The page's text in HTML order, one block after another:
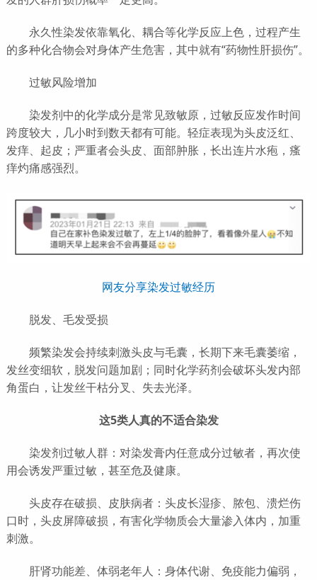
永久性染发依靠氧化、耦合等化学反应上色，过程产生
的多种化合物会对身体产生危害，其中就有“药物性肝损伤”。
过敏风险增加
染发剂中的化学成分是常见致敏原，过敏反应发作时间
跨度较大，几小时到数天都有可能。轻症表现为头皮泛红、
发痒、起皮；严重者会头皮、面部肿胀，长出连片水疱，瘙
痒灼痛感强烈。
网友分享染发过敏经历
脱发、毛发受损
频繁染发会持续刺激头皮与毛囊，长期下来毛囊萎缩，
发丝变细软，脱发问题加剧；同时化学药剂会破坏头发内部
角蛋白，让发丝干枯分叉、失去光泽。
这5类人真的不适合染发
染发剂过敏人群：对染发膏内任意成分过敏者，再次使
用会诱发严重过敏，甚至危及健康。
头皮存在破损、皮肤病者：头皮长湿疹、脓包、溃烂伤
口时，头皮屏障破损，有害化学物质会大量渗入体内，加重
刺激。
肝肾功能差、体弱老年人：身体代谢、免疫能力偏弱，